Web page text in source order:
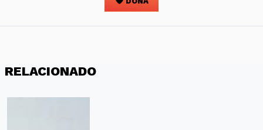
RELACIONADO